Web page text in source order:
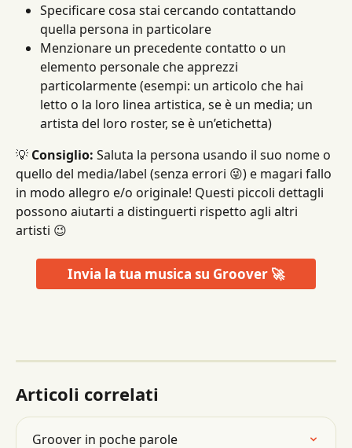
Specificare cosa stai cercando contattando
quella persona in particolare
Menzionare un precedente contatto o un
elemento personale che apprezzi
particolarmente (esempi: un articolo che hai
letto o la loro linea artistica, se è un media; un
artista del loro roster, se è un’etichetta)
💡 Consiglio: Saluta la persona usando il suo nome o
quello del media/label (senza errori 😜) e magari fallo
in modo allegro e/o originale! Questi piccoli dettagli
possono aiutarti a distinguerti rispetto agli altri
artisti 😉
Invia la tua musica su Groover 🚀
Articoli correlati
Groover in poche parole